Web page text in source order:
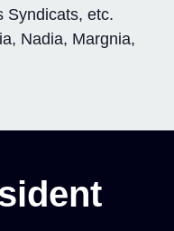
Syndicats, etc.
Nadia, Margnia,